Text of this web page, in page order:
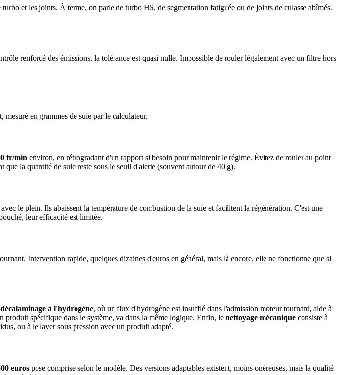
et les joints. À terme, on parle de turbo HS, de segmentation fatiguée ou de joints de culasse abîmés.
renforcé des émissions, la tolérance est quasi nulle. Impossible de rouler légalement avec un filtre hors
en grammes de suie par le calculateur.
tr/min environ, en rétrogradant d'un rapport si besoin pour maintenir le régime. Évitez de rouler au point
la quantité de suie reste sous le seuil d'alerte (souvent autour de 40 g).
le plein. Ils abaissent la température de combustion de la suie et facilitent la régénération. C'est une
leur efficacité est limitée.
Intervention rapide, quelques dizaines d'euros en général, mais là encore, elle ne fonctionne que si
décalaminage à l'hydrogène, où un flux d'hydrogène est insufflé dans l'admission moteur tournant, aide à
produit spécifique dans le système, va dans la même logique. Enfin, le nettoyage mécanique consiste à
ou à le laver sous pression avec un produit adapté.
euros pose comprise selon le modèle. Des versions adaptables existent, moins onéreuses, mais la qualité